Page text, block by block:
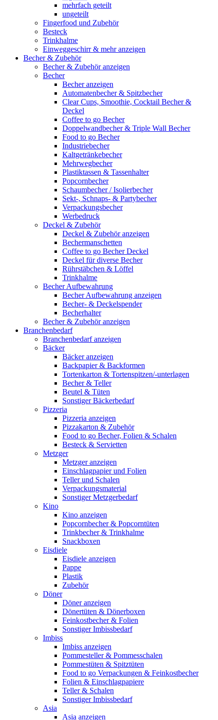
mehrfach geteilt
ungeteilt
Fingerfood und Zubehör
Besteck
Trinkhalme
Einweggeschirr & mehr anzeigen
Becher & Zubehör
Becher & Zubehör anzeigen
Becher
Becher anzeigen
Automatenbecher & Spitzbecher
Clear Cups, Smoothie, Cocktail Becher &
Deckel
Coffee to go Becher
Doppelwandbecher & Triple Wall Becher
Food to go Becher
Industriebecher
Kaltgetränkebecher
Mehrwegbecher
Plastiktassen & Tassenhalter
Popcornbecher
Schaumbecher / Isolierbecher
Sekt-, Schnaps- & Partybecher
Verpackungsbecher
Werbedruck
Deckel & Zubehör
Deckel & Zubehör anzeigen
Bechermanschetten
Coffee to go Becher Deckel
Deckel für diverse Becher
Rührstäbchen & Löffel
Trinkhalme
Becher Aufbewahrung
Becher Aufbewahrung anzeigen
Becher- & Deckelspender
Becherhalter
Becher & Zubehör anzeigen
Branchenbedarf
Branchenbedarf anzeigen
Bäcker
Bäcker anzeigen
Backpapier & Backformen
Tortenkarton & Tortenspitzen/-unterlagen
Becher & Teller
Beutel & Tüten
Sonstiger Bäckerbedarf
Pizzeria
Pizzeria anzeigen
Pizzakarton & Zubehör
Food to go Becher, Folien & Schalen
Besteck & Servietten
Metzger
Metzger anzeigen
Einschlagpapier und Folien
Teller und Schalen
Verpackungsmaterial
Sonstiger Metzgerbedarf
Kino
Kino anzeigen
Popcornbecher & Popcorntüten
Trinkbecher & Trinkhalme
Snackboxen
Eisdiele
Eisdiele anzeigen
Pappe
Plastik
Zubehör
Döner
Döner anzeigen
Dönertüten & Dönerboxen
Feinkostbecher & Folien
Sonstiger Imbissbedarf
Imbiss
Imbiss anzeigen
Pommesteller & Pommesschalen
Pommestüten & Spitztüten
Food to go Verpackungen & Feinkostbecher
Folien & Einschlagpapiere
Teller & Schalen
Sonstiger Imbissbedarf
Asia
Asia anzeigen